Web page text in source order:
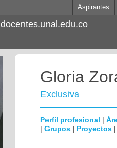
Aspirantes
docentes.unal.edu.co
Gloria
Exclusiva
Perfil profesional |
| Grupos | Proyectos